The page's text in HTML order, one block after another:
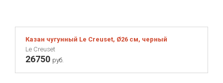
Казан чугунный Le Creuset, Ø26 см, черный
Le Creuset
26750 руб.